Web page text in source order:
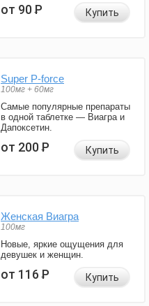
от 90Р Купить
Super P-force
100мг + 60мг
Самые популярные препараты
в одной таблетке — Виагра и
Дапоксетин.
от 200Р Купить
Женская Виагра
100мг
Новые, яркие ощущения для
девушек и женщин.
от 116Р Купить